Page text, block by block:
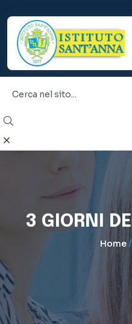
3 GIORNI
Home/